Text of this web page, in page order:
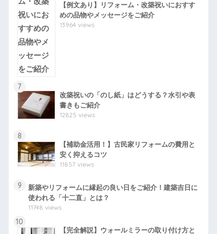
【例文あり】リフォーム・改築祝いにおすす
めの品物やメッセージをご紹介
13964 views
7
改築祝いの「のし紙」はどうする？水引や表
書きもご紹介
12825 views
8
【補助金活用！】古民家リフォームの費用と
安く抑えるコツ
11857 views
9
新築やリフォームに縁起の良い日をご紹介！建築吉日に
使われる「十二直」とは？
11748 views
10
【完全解説】ウォールミラーの取り付け方と